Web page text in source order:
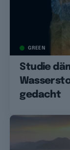
GREEN
Studie
gedacht